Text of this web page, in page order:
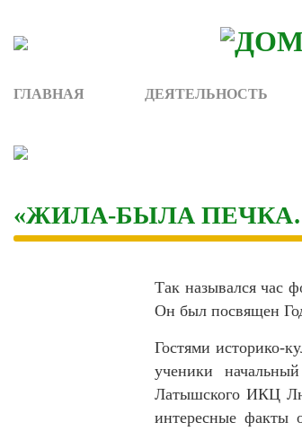
content
ГЛАВНАЯ ДЕЯТЕЛЬНОСТЬ
«ЖИЛА-БЫЛА
Так назывался час
Он был посвящен
Гостями историко-
ученики
Латышского ИКЦ
интересные факты